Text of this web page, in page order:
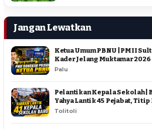
Jangan Lewatkan
Ketua Umum PBNU | PMII
Kader Jelang Muktamar 2026
Palu
Pelantikan Kepala Sekolah |
Yahya Lantik 45 Pejabat, Titip
Tolitoli